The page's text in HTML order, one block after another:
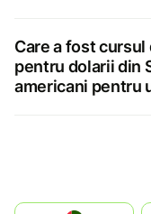
Care a fost
pentru dolarii din
americani pentru